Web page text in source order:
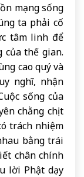
mạng sống
ta phải cố
tâm linh để
thế gian.
cao quý và
nghĩ, nhận
sống của
chằng chịt
trách nhiệm
bằng trái
chân chính
lời Phật dạy